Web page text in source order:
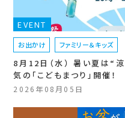
EVENT
お出かけ ファミリー＆キッズ
8月12日（水） 暑い夏は“
気の「こどもまつり」開催！
2026年08月05日